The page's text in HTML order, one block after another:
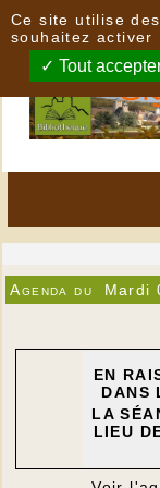
Agenda du Mardi
EN
DANS
LA SÉ
LIEU
Ce site utilise
souhaitez activer
Tout